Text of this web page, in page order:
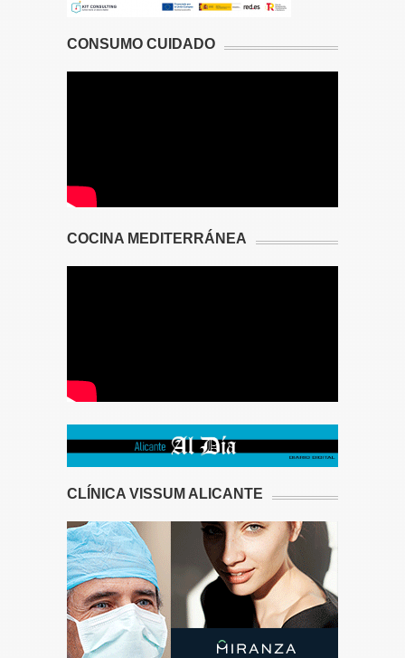
CONSUMO CUIDADO
COCINA MEDITERRÁNEA
CLÍNICA VISSUM ALICANTE